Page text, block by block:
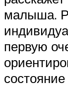
малыша.
первую